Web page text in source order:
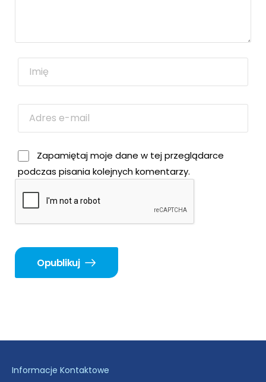
Zapamiętaj moje dane w tej przeglądarce
podczas pisania kolejnych komentarzy.
Opublikuj
Informacje Kontaktowe